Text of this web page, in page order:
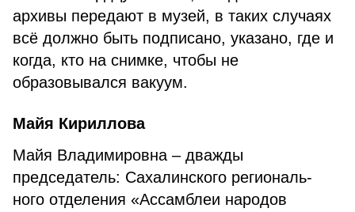
архивы передают в музей, в таких случаях
всё должно быть подписано, указано, где и
когда, кто на снимке, чтобы не
образовывался вакуум.
Майя Кириллова
Майя Владимировна – дважды
председатель: Сахалинского региональ-
ного отделения «Ассамблеи народов